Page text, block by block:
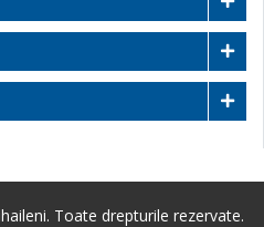
Toate drepturile rezervate.